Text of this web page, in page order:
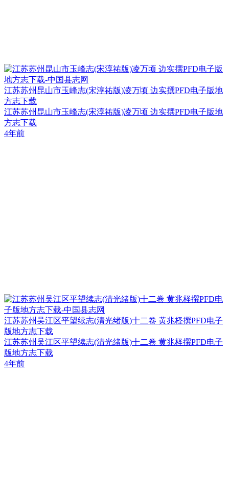
江苏苏州昆山市玉峰志(宋淳祐版)凌万顷 边实撰PFD电子版地
方志下载
江苏苏州昆山市玉峰志(宋淳祐版)凌万顷 边实撰PFD电子版地
方志下载
4年前
江苏苏州吴江区平望续志(清光绪版)十二卷 黄兆柽撰PFD电子
版地方志下载
江苏苏州吴江区平望续志(清光绪版)十二卷 黄兆柽撰PFD电子
版地方志下载
4年前